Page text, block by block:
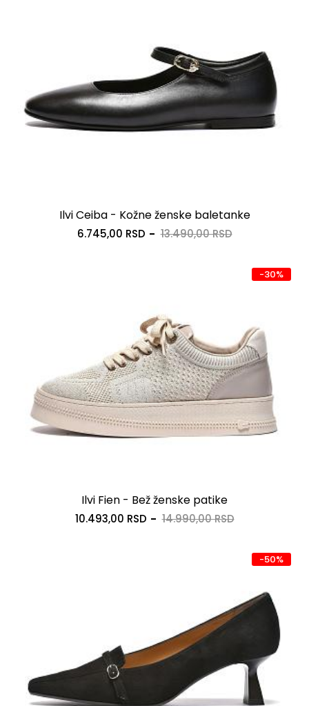
Ilvi Ceiba - Kožne ženske baletanke
6.745,00 RSD 13.490,00 RSD
-30%
Ilvi Fien - Bež ženske patike
10.493,00 RSD 14.990,00 RSD
-50%